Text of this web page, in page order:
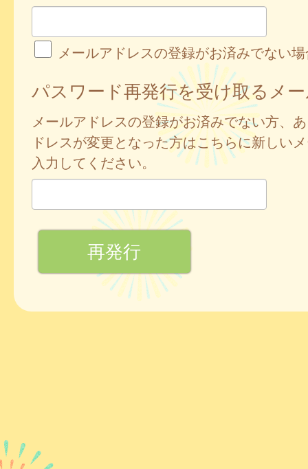
メールアドレスの登録がお済みでない
パスワード再発行を受け取るメ
メールアドレスの登録がお済みでない方、
ドレスが変更となった方はこちらに新しい
入力してください。